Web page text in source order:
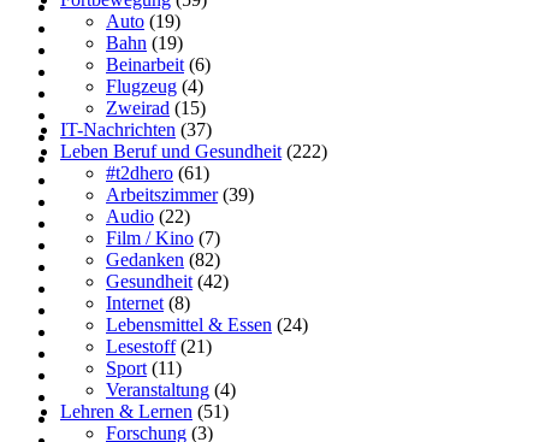
Auto (19)
Bahn (19)
Beinarbeit (6)
Flugzeug (4)
Zweirad (15)
IT-Nachrichten (37)
Leben Beruf und Gesundheit (222)
#t2dhero (61)
Arbeitszimmer(39)
Audio (22)
Film / Kino (7)
Gedanken (82)
Gesundheit (42)
Internet (8)
Lebensmittel & Essen (24)
Lesestoff(21)
Sport (11)
Veranstaltung (4)
Lehren & Lernen (51)
Forschung (3)